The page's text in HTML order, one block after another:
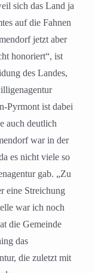
sich das Land ja
auf die Fahnen
jetzt aber
honoriert“, ist
des Landes,
Pyrmont ist dabei
auch deutlich
war in der
es nicht viele so
gab. „Zu
eine Streichung
war ich noch
die Gemeinde
das
die zuletzt mit